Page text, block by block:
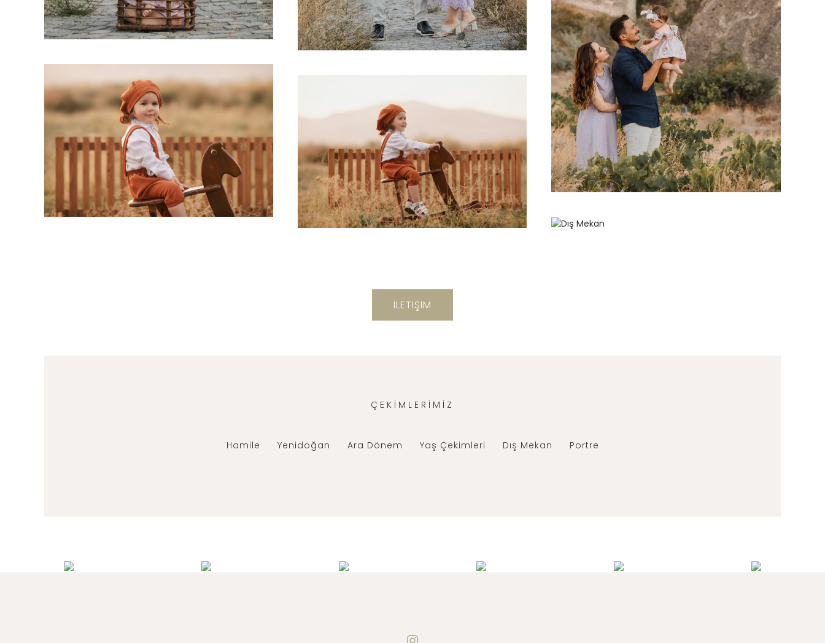
İLETİŞİM
ÇEKİMLERİMİZ
Hamile Yenidoğan Ara Dönem Yaş Çekimleri Dış Mekan Portre